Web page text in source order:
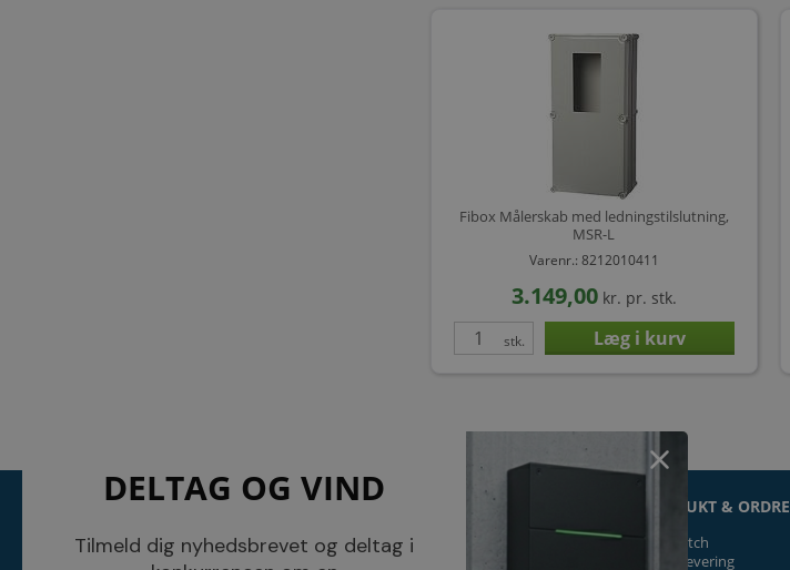
Fibox Målerskab med ledningstilslutning,
MSR-L
Varenr.: 8212010411
3.149,00 kr. pr. stk.
stk.
KONTAKT
NETSALG EL & VVS APS
Søndergårdsvej 44
INFORMATION
Blog
PRODUKT & ORDRE
Prismatch
Fragt/levering
DELTAG OG VIND
Tilmeld dig nyhedsbrevet og deltag i